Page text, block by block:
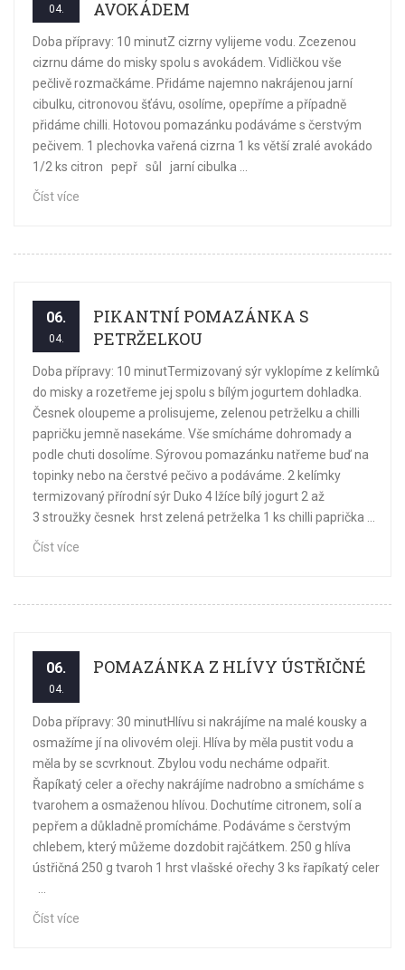
04.
AVOKÁDEM
Doba přípravy: 10 minutZ cizrny vylijeme vodu. Zcezenou
cizrnu dáme do misky spolu s avokádem. Vidličkou vše
pečlivě rozmačkáme. Přidáme najemno nakrájenou jarní
cibulku, citronovou šťávu, osolíme, opepříme a případně
přidáme chilli. Hotovou pomazánku podáváme s čerstvým
pečivem. 1 plechovka vařená cizrna 1 ks větší zralé avokádo
1/2 ks citron pepř sůl jarní cibulka ...
Číst více
06.
04.
PIKANTNÍ POMAZÁNKA S
PETRŽELKOU
Doba přípravy: 10 minutTermizovaný sýr vyklopíme z kelímků
do misky a rozetřeme jej spolu s bílým jogurtem dohladka.
Česnek oloupeme a prolisujeme, zelenou petrželku a chilli
papričku jemně nasekáme. Vše smícháme dohromady a
podle chuti dosolíme. Sýrovou pomazánku natřeme buď na
topinky nebo na čerstvé pečivo a podáváme. 2 kelímky
termizovaný přírodní sýr Duko 4 lžíce bílý jogurt 2 až
3 stroužky česnek hrst zelená petrželka 1 ks chilli paprička ...
Číst více
06.
04.
POMAZÁNKA Z HLÍVY ÚSTŘIČNÉ
Doba přípravy: 30 minutHlívu si nakrájíme na malé kousky a
osmažíme jí na olivovém oleji. Hlíva by měla pustit vodu a
měla by se scvrknout. Zbylou vodu necháme odpařit.
Řapíkatý celer a ořechy nakrájíme nadrobno a smícháme s
tvarohem a osmaženou hlívou. Dochutíme citronem, solí a
pepřem a důkladně promícháme. Podáváme s čerstvým
chlebem, který můžeme dozdobit rajčátkem. 250 g hlíva
ústřičná 250 g tvaroh 1 hrst vlašské ořechy 3 ks řapíkatý celer
Číst více